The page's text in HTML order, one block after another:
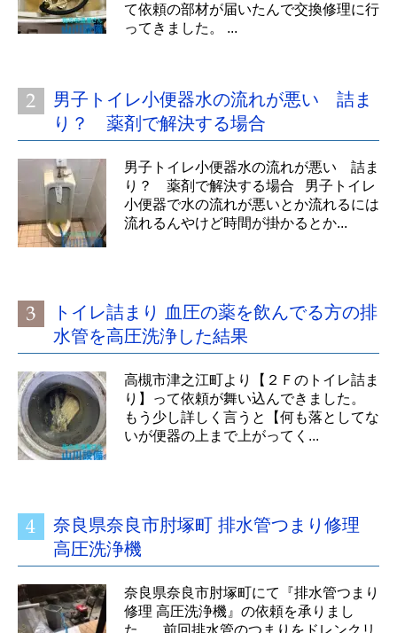
て依頼の部材が届いたんで交換修理に行
ってきました。 ...
男子トイレ小便器水の流れが悪い 詰ま
り？ 薬剤で解決する場合
男子トイレ小便器水の流れが悪い 詰ま
り？ 薬剤で解決する場合 男子トイレ
小便器で水の流れが悪いとか流れるには
流れるんやけど時間が掛かるとか...
トイレ詰まり 血圧の薬を飲んでる方の排
水管を高圧洗浄した結果
高槻市津之江町より【２Ｆのトイレ詰ま
り】って依頼が舞い込んできました。
もう少し詳しく言うと【何も落としてな
いが便器の上まで上がってく...
奈良県奈良市肘塚町 排水管つまり修理
高圧洗浄機
奈良県奈良市肘塚町にて『排水管つまり
修理 高圧洗浄機』の依頼を承りまし
た。 前回排水管のつまりをドレンクリ